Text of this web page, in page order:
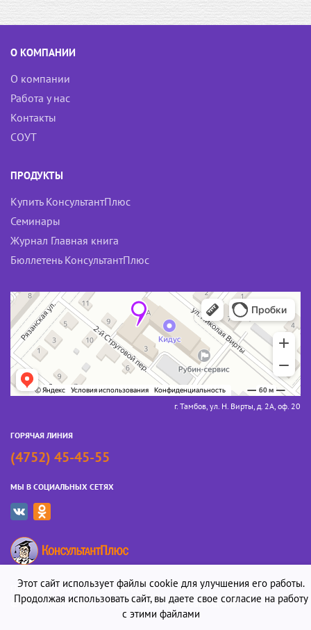
О КОМПАНИИ
О компании
Работа у нас
Контакты
СОУТ
ПРОДУКТЫ
Купить КонсультантПлюс
Семинары
Журнал Главная книга
Бюллетень КонсультантПлюс
г. Тамбов, ул. Н. Вирты, д. 2А, оф. 20
ГОРЯЧАЯ ЛИНИЯ
(4752) 45-45-55
МЫ В СОЦИАЛЬНЫХ СЕТЯХ
Политика конфиденциальности
© 2026 «Консультант-Юрист». Все права защищены
Этот сайт использует файлы cookie для улучшения его работы.
Продолжая использовать сайт, вы даете свое согласие на работу
с этими файлами